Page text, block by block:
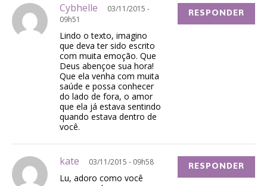
Cybhelle
03/11/2015 -
09h51
Lindo o texto, imagino
que deva ter sido escrito
com muita emoção. Que
Deus abençoe sua hora!
Que ela venha com muita
saúde e possa conhecer
do lado de fora, o amor
que ela já estava sentindo
quando estava dentro de
você.
RESPONDER
kate 03/11/2015 - 09h58
Lu, adoro como você
RESPONDER